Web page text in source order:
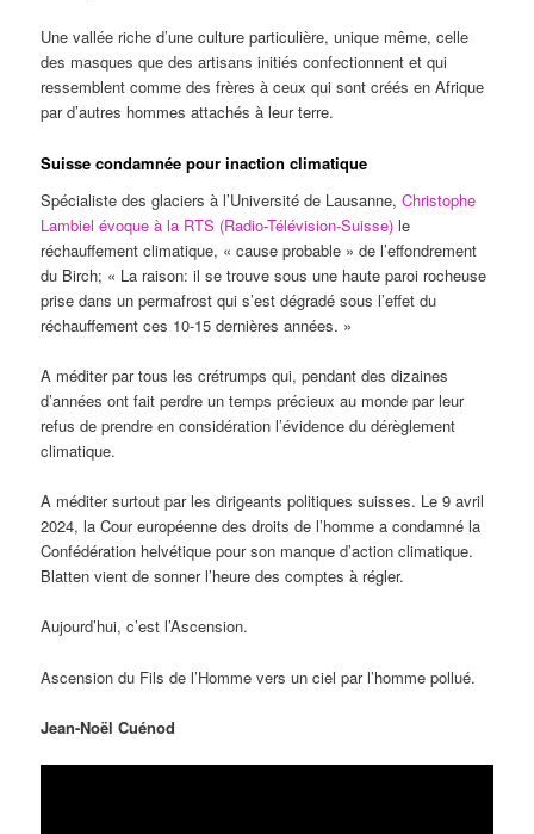
Une vallée riche d’une culture particulière, unique même, celle
des masques que des artisans initiés confectionnent et qui
ressemblent comme des frères à ceux qui sont créés en Afrique
par d’autres hommes attachés à leur terre.
Suisse condamnée pour inaction climatique
Spécialiste des glaciers à l’Université de Lausanne,Christophe
Lambiel évoque à la RTS (Radio-Télévision-Suisse) le
réchauffement climatique, « cause probable » de l’effondrement
du Birch; « La raison: il se trouve sous une haute paroi rocheuse
prise dans un permafrost qui s’est dégradé sous l’effet du
réchauffement ces 10-15 dernières années. »
A méditer par tous les crétrumps qui, pendant des dizaines
d’années ont fait perdre un temps précieux au monde par leur
refus de prendre en considération l’évidence du dérèglement
climatique.
A méditer surtout par les dirigeants politiques suisses. Le 9 avril
2024, la Cour européenne des droits de l’homme a condamné la
Confédération helvétique pour son manque d’action climatique.
Blatten vient de sonner l’heure des comptes à régler.
Aujourd’hui, c’est l’Ascension.
Ascension du Fils de l’Homme vers un ciel par l’homme pollué.
Jean-Noël Cuénod